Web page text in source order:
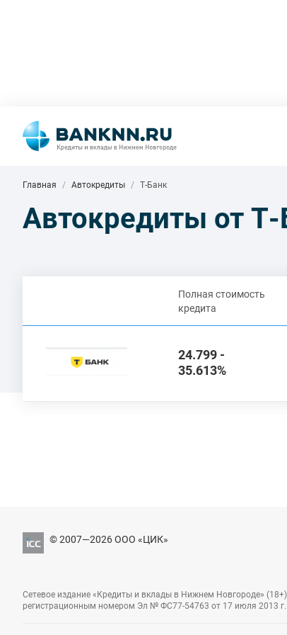
Главная Автокредиты Т-Банк
Автокредиты от
Полная стоимость
кредита
24.799 -
35.613%
© 2007—2026 ООО «ЦИК»
Сетевое издание «Кредиты и вклады в Нижнем Новгороде»
регистрационным номером Эл № ФС77-54763 от 17 июля 2013 г.